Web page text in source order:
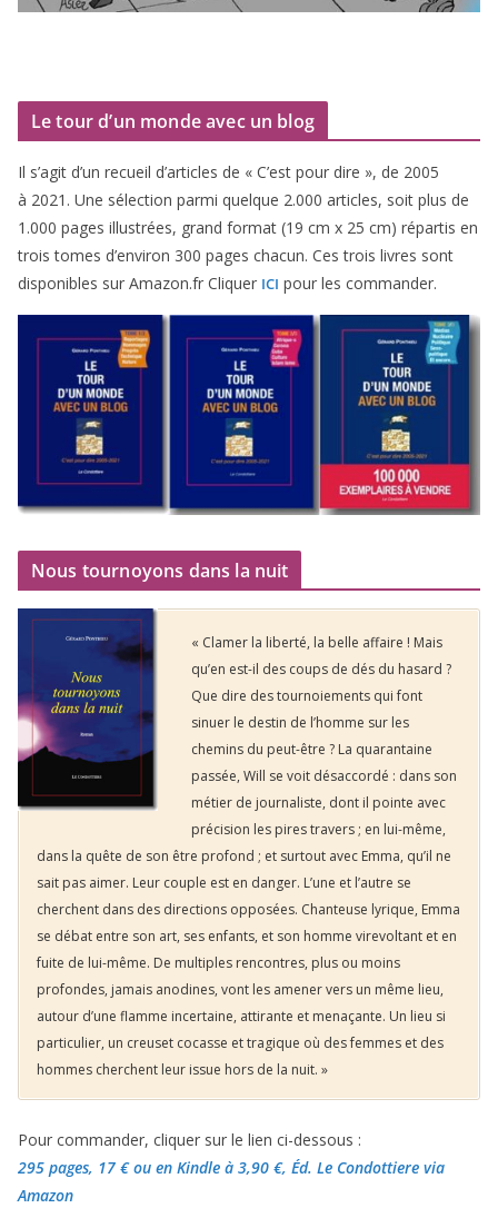
Le tour d’un monde avec un blog
Il s’agit d’un recueil d’ar­ticles de « C’est pour dire », de 2005
à 2021 . Une sélec­tion par­mi quelque 2.000 articles, soit plus de
1 .000 pages illus­trées, grand for­mat (19 cm x 25 cm) répar­tis en
trois tomes d’environ 300 pages cha­cun. Ces trois livres sont
dis­po­nibles sur Amazon​.fr Cliquer ICI pour les commander.
Nous tournoyons dans la nuit
« Clamer la liberté, la belle affaire ! Mais
qu’en est-il des coups de dés du hasard ?
Que dire des tournoiements qui font
sinuer le destin de l’homme sur les
chemins du peut-être ? La quarantaine
passée, Will se voit désaccordé : dans son
métier de journaliste, dont il pointe avec
précision les pires travers ; en lui-même,
dans la quête de son être profond ; et surtout avec Emma, qu’il ne
sait pas aimer. Leur couple est en danger. L’une et l’autre se
cherchent dans des directions opposées. Chanteuse lyrique, Emma
se débat entre son art, ses enfants, et son homme virevoltant et en
fuite de lui-même. De multiples rencontres, plus ou moins
profondes, jamais anodines, vont les amener vers un même lieu,
autour d’une flamme incertaine, attirante et menaçante. Un lieu si
particulier, un creuset cocasse et tragique où des femmes et des
hommes cherchent leur issue hors de la nuit. »
Pour commander, cliquer sur le lien ci-dessous :
295 pages, 17 €ou en Kindle à 3,90 €, Éd. Le Condottiere via
Amazon